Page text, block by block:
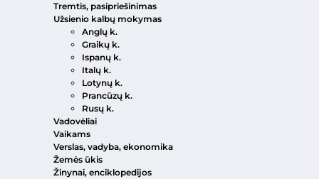
Tremtis, pasipriešinimas
Užsienio kalbų mokymas
Anglų k.
Graikų k.
Ispanų k.
Italų k.
Lotynų k.
Prancūzų k.
Rusų k.
Vadovėliai
Vaikams
Verslas, vadyba, ekonomika
Žemės ūkis
Žinynai, enciklopedijos